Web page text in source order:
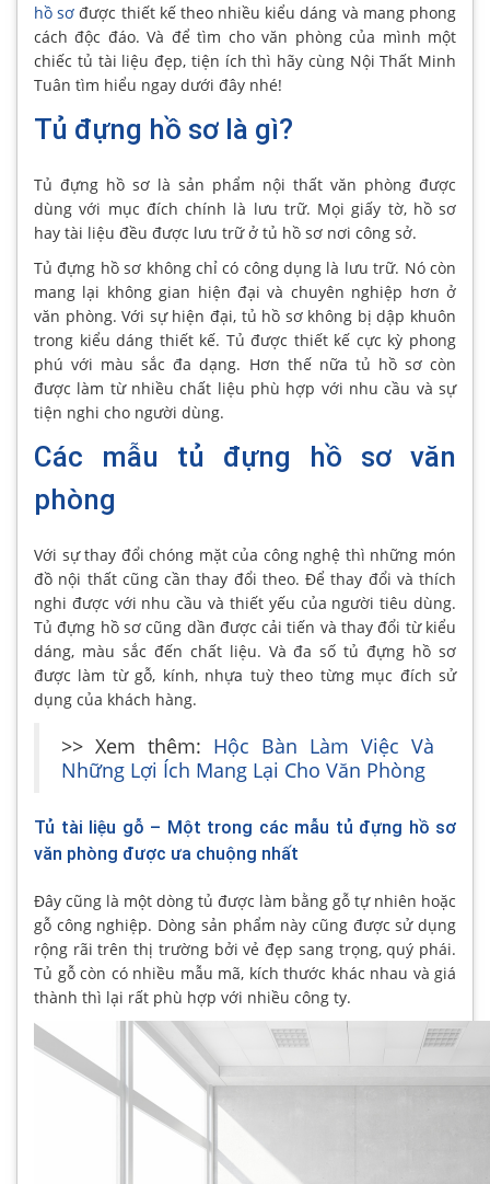
hồ sơ được thiết kế theo nhiều kiểu dáng và mang phong
cách độc đáo. Và để tìm cho văn phòng của mình một
chiếc tủ tài liệu đẹp, tiện ích thì hãy cùng Nội Thất Minh
Tuân tìm hiểu ngay dưới đây nhé!
Tủ đựng hồ sơ là gì?
Tủ đựng hồ sơ là sản phẩm nội thất văn phòng được
dùng với mục đích chính là lưu trữ. Mọi giấy tờ, hồ sơ
hay tài liệu đều được lưu trữ ở tủ hồ sơ nơi công sở.
Tủ đựng hồ sơ không chỉ có công dụng là lưu trữ. Nó còn
mang lại không gian hiện đại và chuyên nghiệp hơn ở
văn phòng. Với sự hiện đại, tủ hồ sơ không bị dập khuôn
trong kiểu dáng thiết kế. Tủ được thiết kế cực kỳ phong
phú với màu sắc đa dạng. Hơn thế nữa tủ hồ sơ còn
được làm từ nhiều chất liệu phù hợp với nhu cầu và sự
tiện nghi cho người dùng.
Các mẫu tủ đựng hồ sơ văn
phòng
Với sự thay đổi chóng mặt của công nghệ thì những món
đồ nội thất cũng cần thay đổi theo. Để thay đổi và thích
nghi được với nhu cầu và thiết yếu của người tiêu dùng.
Tủ đựng hồ sơ cũng dần được cải tiến và thay đổi từ kiểu
dáng, màu sắc đến chất liệu. Và đa số tủ đựng hồ sơ
được làm từ gỗ, kính, nhựa tuỳ theo từng mục đích sử
dụng của khách hàng.
>> Xem thêm: Hộc Bàn Làm Việc Và
Những Lợi Ích Mang Lại Cho Văn Phòng
Tủ tài liệu gỗ – Một trong các mẫu tủ đựng hồ sơ
văn phòng được ưa chuộng nhất
Đây cũng là một dòng tủ được làm bằng gỗ tự nhiên hoặc
gỗ công nghiệp. Dòng sản phẩm này cũng được sử dụng
rộng rãi trên thị trường bởi vẻ đẹp sang trọng, quý phái.
Tủ gỗ còn có nhiều mẫu mã, kích thước khác nhau và giá
thành thì lại rất phù hợp với nhiều công ty.